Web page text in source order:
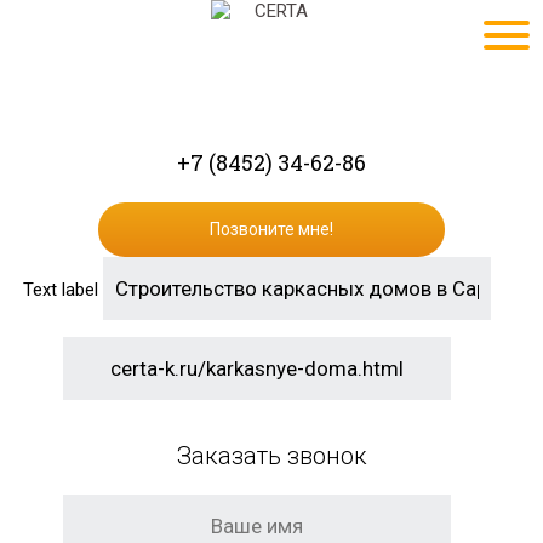
+7 (8452) 34-62-86
Позвоните мне!
Text label
Заказать звонок